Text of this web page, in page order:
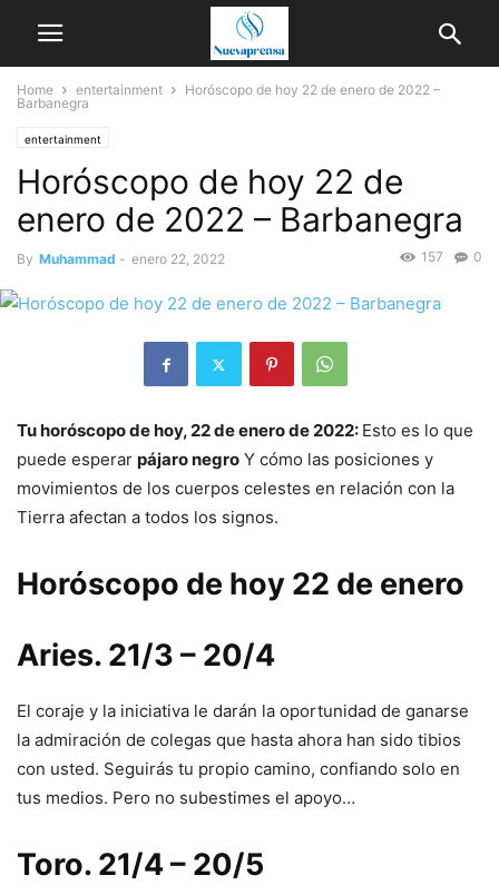
Home entertainment
Horóscopo de hoy 22 de enero de 2022 –
Barbanegra
entertainment
Horóscopo de hoy 22 de
enero de 2022 – Barbanegra
By Muhammad - enero 22, 2022 0
157
Tu horóscopo de hoy, 22 de enero de 2022: Esto es lo que
puede esperar pájaro negro Y cómo las posiciones y
movimientos de los cuerpos celestes en relación con la
Tierra afectan a todos los signos.
Horóscopo de hoy 22 de enero
Aries. 21/3 – 20/4
El coraje y la iniciativa le darán la oportunidad de ganarse
la admiración de colegas que hasta ahora han sido tibios
con usted. Seguirás tu propio camino, confiando solo en
tus medios. Pero no subestimes el apoyo…
Toro. 21/4 – 20/5